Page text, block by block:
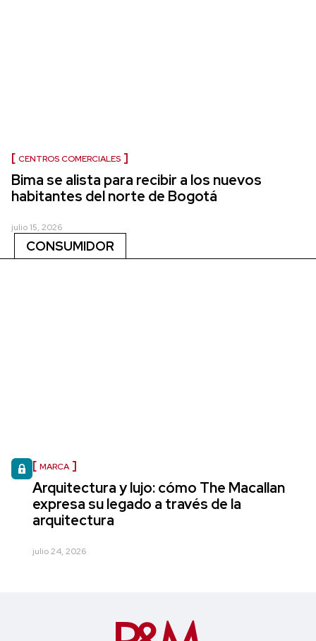
CENTROS COMERCIALES
Bima se alista para recibir a los nuevos
habitantes del norte de Bogotá
julio 15, 2026
CONSUMIDOR
MARCA
Arquitectura y lujo: cómo The Macallan
expresa su legado a través de la
arquitectura
julio 24, 2026